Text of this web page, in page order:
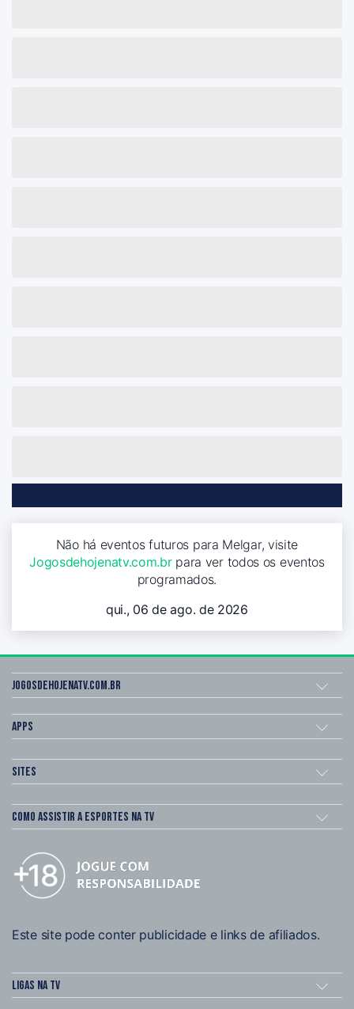
Não há eventos futuros para Melgar, visite
Jogosdehojenatv.com.brpara ver todos os eventos
programados.
qui., 06 de ago. de 2026
Jogosdehojenatv.com.br
Apps
Sites
Como assistir a esportes na TV
Este site pode conter publicidade e links de afiliados.
Ligas na TV